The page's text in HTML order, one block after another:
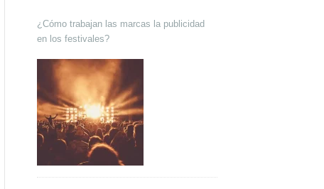
¿Cómo trabajan las marcas la publicidad
en los festivales?